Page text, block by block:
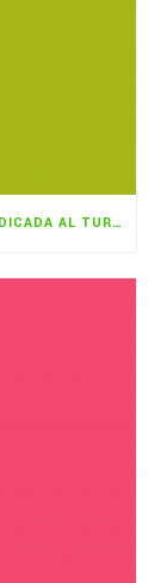
ENTREVISTA: FRANS DE MAN, UNA VIDA DEDICADA AL TURISMO SOSTENIBLE